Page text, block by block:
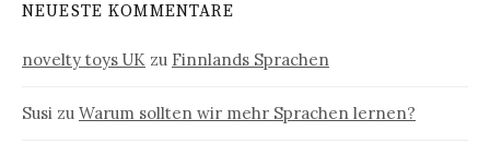
NEUESTE KOMMENTARE
novelty toys UK zu Finnlands Sprachen
Susi zu Warum sollten wir mehr Sprachen lernen?